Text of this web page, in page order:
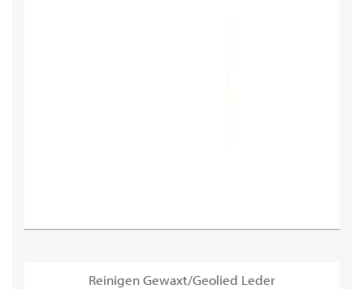
Reinigen Gewaxt/Geolied Leder